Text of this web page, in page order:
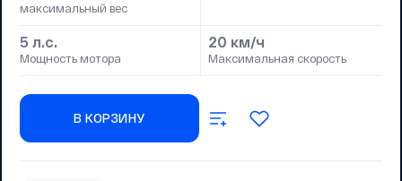
максимальный вес
5 л.с.
Мощность мотора
20 км/ч
Максимальная скорость
В КОРЗИНУ